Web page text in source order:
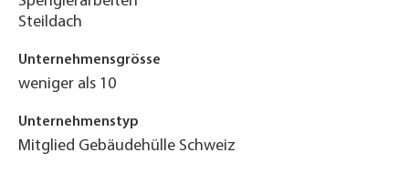
Steildach
Unternehmensgrösse
weniger als 10
Unternehmenstyp
Mitglied Gebäudehülle Schweiz